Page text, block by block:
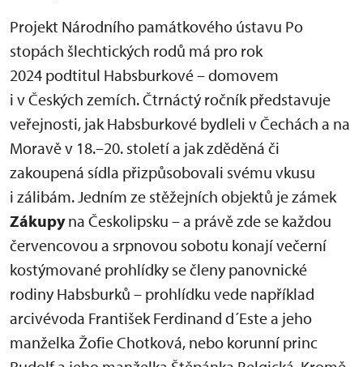
Projekt Národního památkového ústavu Po
stopách šlechtických rodů má pro rok
2024 podtitul Habsburkové – domovem
i v Českých zemích. Čtrnáctý ročník představuje
veřejnosti, jak Habsburkové bydleli v Čechách a na
Moravě v 18.–20. století a jak zděděná či
zakoupená sídla přizpůsobovali svému vkusu
i zálibám. Jedním ze stěžejních objektů je zámek
Zákupyna Českolipsku – a právě zde se každou
červencovou a srpnovou sobotu konají večerní
kostýmované prohlídky se členy panovnické
rodiny Habsburků – prohlídku vede například
arcivévoda František Ferdinand d´Este a jeho
manželka Žofie Chotková, nebo korunní princ